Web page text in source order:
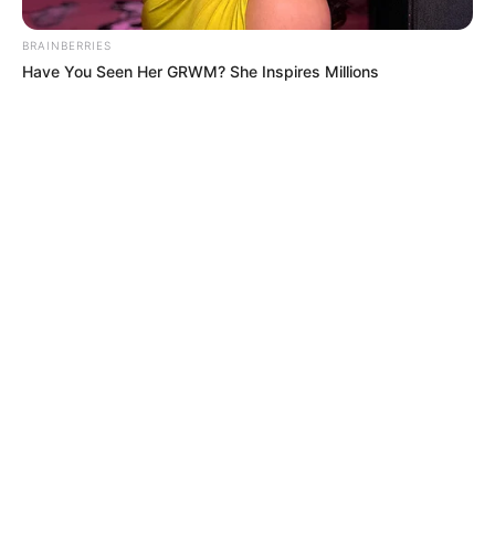
BRAINBERRIES
Have You Seen Her GRWM? She Inspires Millions